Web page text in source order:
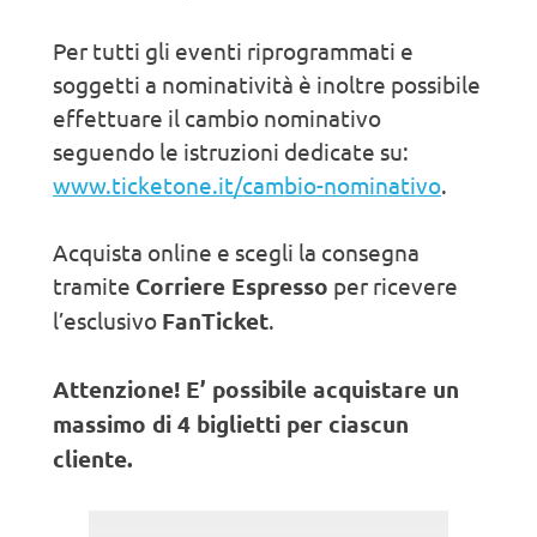
Per tutti gli eventi riprogrammati e
soggetti a nominatività è inoltre possibile
effettuare il cambio nominativo
seguendo le istruzioni dedicate su:
www.ticketone.it/cambio-nominativo.
Acquista online e scegli la consegna
tramite Corriere Espresso per ricevere
l’esclusivo FanTicket.
Attenzione! E’ possibile acquistare un
massimo di 4 biglietti per ciascun
cliente.